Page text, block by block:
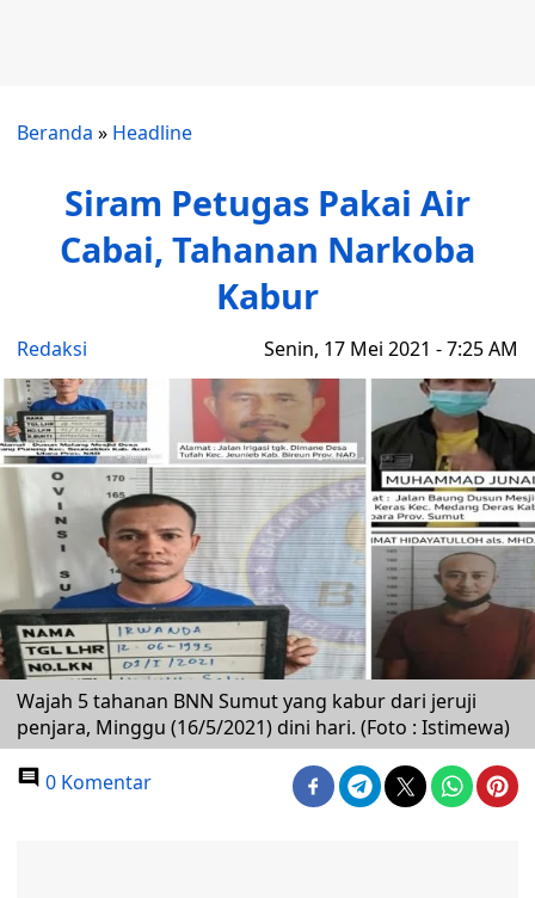
Beranda » Headline
Siram Petugas Pakai Air
Cabai, Tahanan Narkoba
Kabur
Redaksi Senin, 17 Mei 2021 - 7:25 AM
Wajah 5 tahanan BNN Sumut yang kabur dari jeruji
penjara, Minggu (16/5/2021) dini hari. (Foto : Istimewa)
0 Komentar